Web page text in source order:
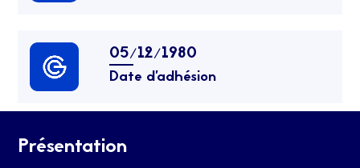
05/12/1980
Date d’adhésion
Présentation